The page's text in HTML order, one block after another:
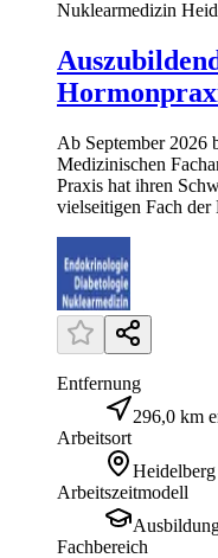
Nuklearmedizin
Ab September 2026
Medizinischen
Praxis hat ihren
vielseitigen Fach
Entfernung
296,0 km
Arbeitsort
Heidelberg
Arbeitszeitmodell
Fachbereich